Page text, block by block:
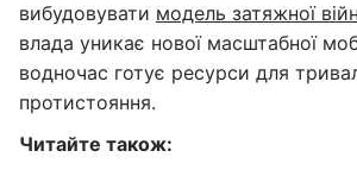
вибудовувати модель затяжної
влада уникає нової масштабної
водночас готує ресурси для
протистояння.
Читайте також: